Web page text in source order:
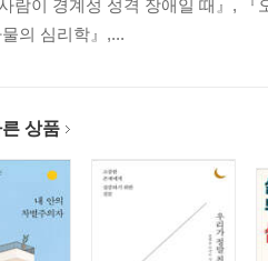
사람이 경계성 성격 장애일 때』,
의 심리학』,...
상품